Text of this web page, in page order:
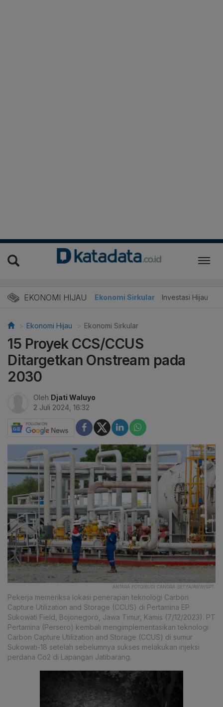
EKONOMI HIJAU
Energi Baru Ekonomi Sirkular Investasi Hijau
Ekonomi Hijau Ekonomi Sirkular
15 Proyek CCS/CCUS
Ditargetkan Onstream pada
2030
Oleh Djati Waluyo
2 Juli 2024, 16:32
ANTARA FOTO/BUDI CANDRA SETYA/AWW/SPT.
Pekerja memeriksa lokasi penerapan teknologi Carbon
Capture Utilization and Storage (CCUS) di Pertamina EP
Sukowati Field, Bojonegoro, Jawa Timur, Kamis (7/12/2023). PT
Pertamina (Persero) kembali mengimplementasikan teknologi
Carbon Capture Utilization and Storage (CCUS) di sumur
Sukowati-18 setelah sebelumnya sukses melakukan injeksi
perdana Co2 di Lapangan Jatibarang.